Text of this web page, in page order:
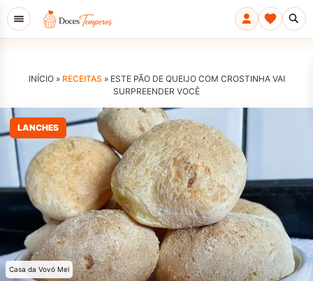
INÍCIO » RECEITAS » ESTE PÃO DE QUEIJO COM CROSTINHA VAI
SURPREENDER VOCÊ
LANCHES
Casa da Vovó Mel